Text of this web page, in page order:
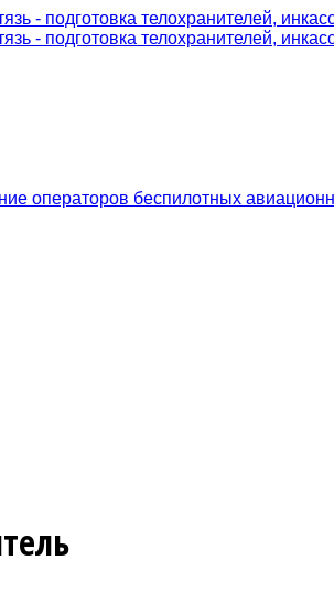
операторов беспилотных